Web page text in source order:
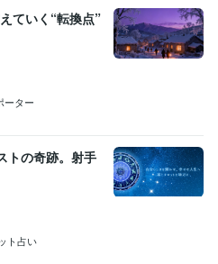
いく“転換点”
ーター
トの奇跡。射手
ト占い